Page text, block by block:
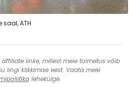
ATH
linke, millest meie toimetus võib
lingi klikkimise eest. Vaata meie
lehekülge.